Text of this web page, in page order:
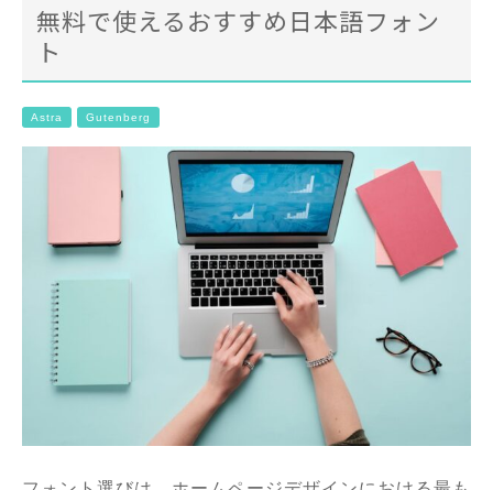
無料で使えるおすすめ日本語フォン
ト
Astra Gutenberg